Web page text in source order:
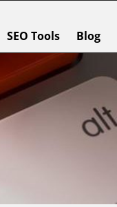
SEO Tools Blog